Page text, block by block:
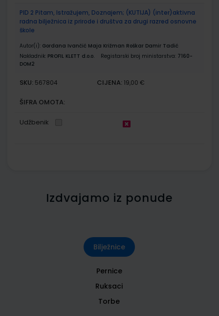
PID 2 Pitam, Istražujem, Doznajem; (KUTIJA) (inter)aktivna
radna bilježnica iz prirode i društva za drugi razred osnovne
škole
Autor(i): Gordana Ivančić Maja Križman Roškar Damir Tadić
Nakladnik: PROFIL KLETT d.o.o. Registarski broj ministarstva: 7160-
DOM2
SKU: 567804 CIJENA: 19,00 €
ŠIFRA OMOTA:
Udžbenik
Izdvajamo iz ponude
Bilježnice
Pernice
Ruksaci
Torbe